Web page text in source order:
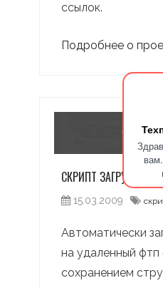
ссылок.
Подробнее о
СКРИПТ ЗАГРУЗКИ
15.03.2009
Автоматически
на удаленный фтп
сохранением